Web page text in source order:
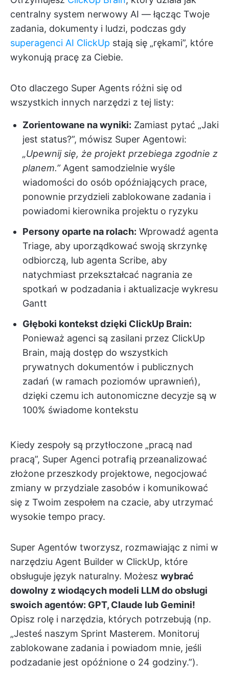
centralny system nerwowy AI — łącząc Twoje
zadania, dokumenty i ludzi, podczas gdy
superagenci AI ClickUp stają się „rękami”, które
wykonują pracę za Ciebie.
Oto dlaczego Super Agents różni się od
wszystkich innych narzędzi z tej listy:
Zorientowane na wyniki: Zamiast pytać „Jaki
jest status?”, mówisz Super Agentowi:
„Upewnij się, że projekt przebiega zgodnie z
planem.”Agent samodzielnie wyśle
wiadomości do osób opóźniających prace,
ponownie przydzieli zablokowane zadania i
powiadomi kierownika projektu o ryzyku
Persony oparte na rolach: Wprowadź agenta
Triage, aby uporządkować swoją skrzynkę
odbiorczą, lub agenta Scribe, aby
natychmiast przekształcać nagrania ze
spotkań w podzadania i aktualizacje wykresu
Gantt
Głęboki kontekst dzięki ClickUp Brain:
Ponieważ agenci są zasilani przez ClickUp
Brain, mają dostęp do wszystkich
prywatnych dokumentów i publicznych
zadań (w ramach poziomów uprawnień),
dzięki czemu ich autonomiczne decyzje są w
100% świadome kontekstu
Kiedy zespoły są przytłoczone „pracą nad
pracą”, Super Agenci potrafią przeanalizować
złożone przeszkody projektowe, negocjować
zmiany w przydziale zasobów i komunikować
się z Twoim zespołem na czacie, aby utrzymać
wysokie tempo pracy.
Super Agentów tworzysz, rozmawiając z nimi w
narzędziu Agent Builder w ClickUp, które
obsługuje język naturalny. Możesz wybrać
dowolny z wiodących modeli LLM do obsługi
swoich agentów: GPT, Claude lub Gemini!
Opisz rolę i narzędzia, których potrzebują (np.
„Jesteś naszym Sprint Masterem. Monitoruj
zablokowane zadania i powiadom mnie, jeśli
podzadanie jest opóźnione o 24 godziny.”).